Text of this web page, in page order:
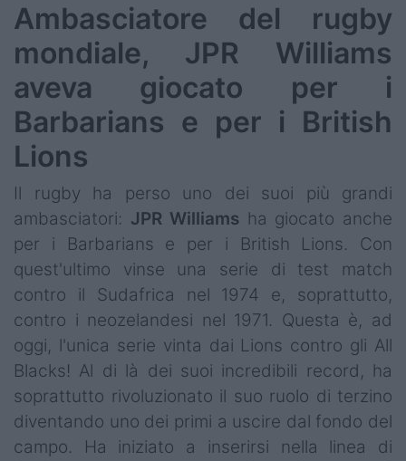
Ambasciatore del rugby
mondiale, JPR Williams
aveva giocato per i
Barbarians e per i British
Lions
Il rugby ha perso uno dei suoi più grandi
ambasciatori: JPR Williams ha giocato anche
per i Barbarians e per i British Lions. Con
quest'ultimo vinse una serie di test match
contro il Sudafrica nel 1974 e, soprattutto,
contro i neozelandesi nel 1971. Questa è, ad
oggi, l'unica serie vinta dai Lions contro gli All
Blacks! Al di là dei suoi incredibili record, ha
soprattutto rivoluzionato il suo ruolo di terzino
diventando uno dei primi a uscire dal fondo del
campo. Ha iniziato a inserirsi nella linea di